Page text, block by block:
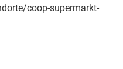
coop-supermarkt-